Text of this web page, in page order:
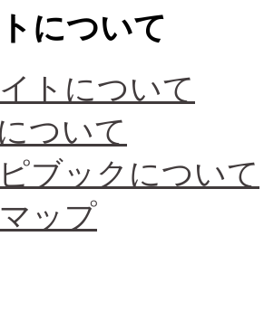
について
トについて
ついて
ブックについて
ップ